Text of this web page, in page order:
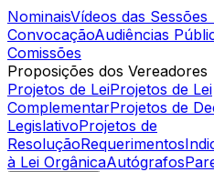
NominaisVídeos das Sessões
ConvocaçãoAudiências
Comissões
Proposições dos Vereadores
Projetos de LeiProjetos de Lei
ComplementarProjetos de
LegislativoProjetos de
ResoluçãoRequerimentos
à Lei OrgânicaAutógrafos